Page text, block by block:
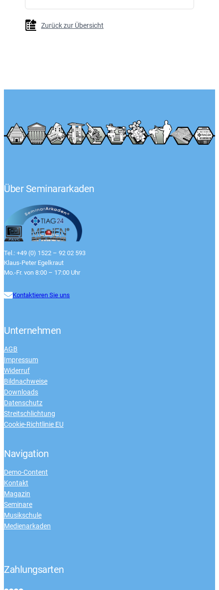
Zurück zur Übersicht
Über Seminararkaden
Tel.: +49 (0) 1522 – 92 02 593
Klaus-Peter Egelkraut
Mo.-Fr. von 8:00 – 17:00 Uhr
Kontaktieren Sie uns
Unternehmen
AGB
Impressum
Widerruf
Bildnachweise
Downloads
Datenschutz
Streitschlichtung
Cookie-Richtlinie EU
Navigation
Demo-Content
Kontakt
Magazin
Seminare
Musikschule
Medienarkaden
Zahlungsarten